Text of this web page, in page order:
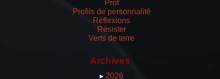
Prof
Profils de personnalité
Réflexions
Résister
Verts de terre
Archives
▸ 2026